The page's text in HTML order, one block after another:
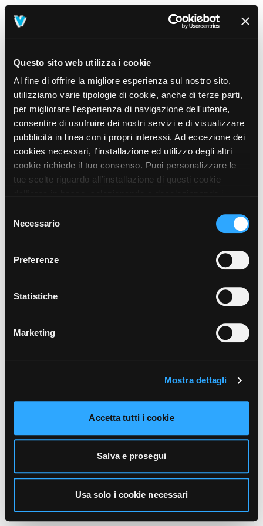
Questo sito web utilizza i cookie
Al fine di offrire la migliore esperienza sul nostro sito,
utilizziamo varie tipologie di cookie, anche di terze parti,
per migliorare l'esperienza di navigazione dell'utente,
consentire di usufruire dei nostri servizi e di visualizzare
pubblicità in linea con i propri interessi. Ad eccezione dei
cookies necessari, l’installazione ed utilizzo degli altri
cookie richiede il tuo consenso. Puoi personalizzare le
tue scelte riguardo all’installazione di questi cookie
prosegui” o decidere di accettare tutti i cookie, cliccando
sul pulsante “Accetta tutti i cookie”. Cliccando sul tasto
unicamente i cookie necessari alla navigazione. Per
funzionamento, puoi prendere visione dell’informativa
cliccando qui.
delNecessario
Preferenze
Statistiche
Marketing
Mostra dettagli
Accetta tutti i cookie
Salva e prosegui
Usa solo i cookie necessari
404